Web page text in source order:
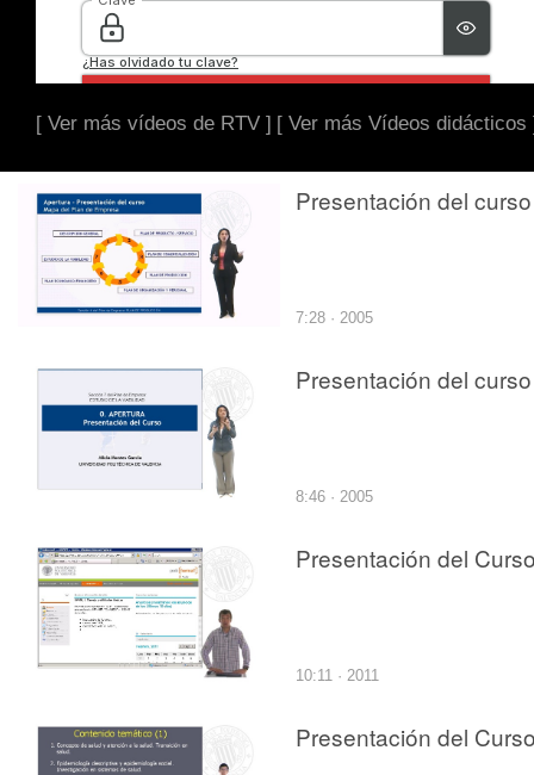
[ Ver más vídeos de RTV ] [ Ver más Vídeos didácticos
Presentación del curso
7:28 · 2005
Presentación del curso
8:46 · 2005
Presentación del
10:11 · 2011
Presentación del